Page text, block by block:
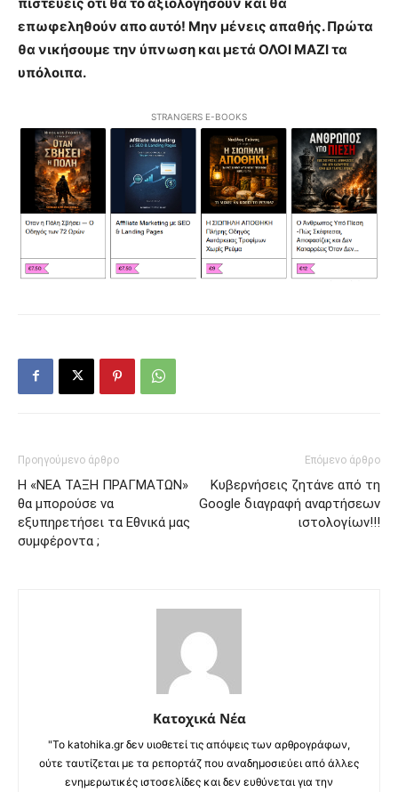
επωφεληθούν απο αυτό! Μην μένεις απαθής. Πρώτα
θα νικήσουμε την ύπνωση και μετά ΟΛΟΙ ΜΑΖΙ τα
υπόλοιπα.
STRANGERS E-BOOKS
Προηγούμενο άρθρο
Η «ΝΕΑ ΤΑΞΗ ΠΡΑΓΜΑΤΩΝ»
θα μπορούσε να
εξυπηρετήσει τα Εθνικά μας
συμφέροντα ;
Επόμενο άρθρο
Κυβερνήσεις ζητάνε από τη
Google διαγραφή αναρτήσεων
ιστολογίων!!!
Κατοχικά Νέα
"Το katohika.gr δεν υιοθετεί τις απόψεις των αρθρογράφων,
ούτε ταυτίζεται με τα ρεπορτάζ που αναδημοσιεύει από άλλες
ενημερωτικές ιστοσελίδες και δεν ευθύνεται για την